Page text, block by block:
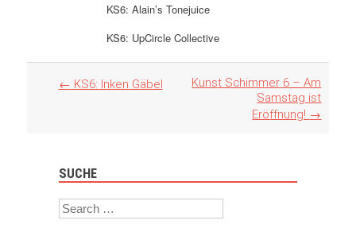
KS6: Alain’s Tonejuice
KS6: UpCircle Collective
Artikel
← KS6: Inken Gäbel
Kunst Schimmer 6 – Am
Samstag ist
Eröffnung! →
SUCHE
Search